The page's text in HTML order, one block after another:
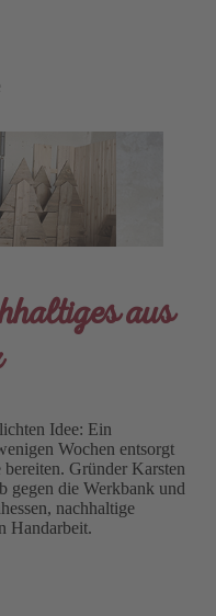
aus
Idee: Ein
Wochen entsorgt
Gründer Karsten
gegen die Werkbank und
nachhaltige
Handarbeit.